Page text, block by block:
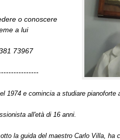
o conoscere
a lui
73967
1974 e comincia a studiare pianoforte
all'età di 16 anni.
la guida del maestro Carlo Villa, ha